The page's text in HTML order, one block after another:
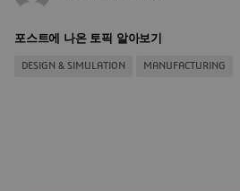
포스트에 나온 토픽 알아보기
DESIGN & SIMULATION MANUFACTURING